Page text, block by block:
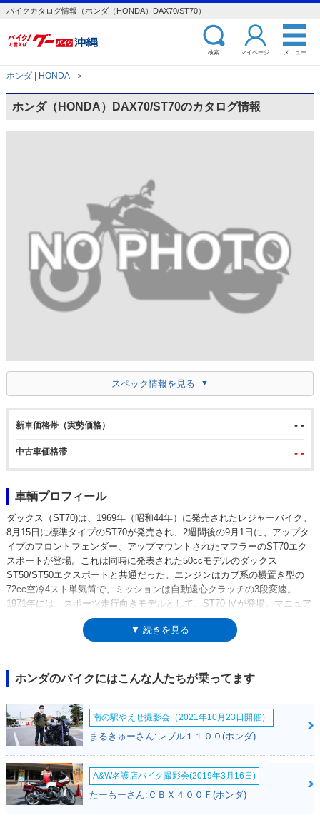
バイクカタログ情報（ホンダ（HONDA）DAX70/ST70）
検索 マイページ メニュー
ホンダ | HONDA ＞
ホンダ（HONDA）DAX70/ST70のカタログ情報
スペック情報を見る
新車価格帯（実勢価格） - -
中古車価格帯 - -
車輌プロフィール
ダックス（ST70)は、1969年（昭和44年）に発売されたレジャーバイク。
8月15日に標準タイプのST70が発売され、2週間後の9月1日に、アップタ
イプのフロントフェンダー、アップマウントされたマフラーのST70エク
スポートが登場。これは同時に発表された50ccモデルのダックス
ST50/ST50エクスポートと共通だった。エンジンはカブ系の横置き型の
72cc空冷4スト単気筒で、ミッションは自動遠心クラッチの3段変速。
1971年には、スポーツ走行向きモデルとして、ST70-Ⅳが登場。マニュア
ルクラッチのロータリー式4段ミッションを採用し、マフラーはアップマ
ウントタイプ。翌72年には、「野山での健康的なスポーツ走行も楽しめる
った。ダックスST70は、CT70名で輸出された。なお、50ccのダックス
は、1995年に復刻生産されたが、70ccモデルにその機会はなかった。
▼ 続きを見る
ホンダのバイクにはこんな人たちが乗ってます
南の駅やえせ撮影会（2021年10月23日開催）
まるきゅーさん:レブル１１００(ホンダ)
A&W名護店バイク撮影会(2019年3月16日)
たーもーさん:ＣＢＸ４００Ｆ(ホンダ)